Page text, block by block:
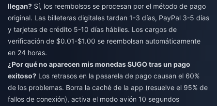
llegan? Sí, los reembolsos se procesan por el método de pago
original. Las billeteras digitales tardan 1-3 días, PayPal 3-5 días
y tarjetas de crédito 5-10 días hábiles. Los cargos de
verificación de $0.01-$1.00 se reembolsan automáticamente
en 24 horas.
¿Por qué no aparecen mis monedas SUGO tras un pago
exitoso? Los retrasos en la pasarela de pago causan el 60%
de los problemas. Borra la caché de la app (resuelve el 95% de
fallos de conexión), activa el modo avión 10 segundos